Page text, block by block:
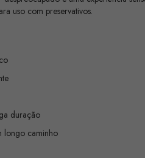
uso com preservativos.
duração
longo caminho